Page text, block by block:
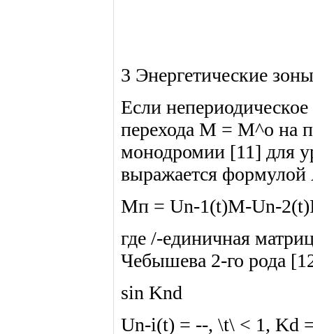
3 Энергетические
Если
перехода М = М^о на
монодромии [11] для
выражается формулой
Мп = Un-1(t)M-Un-
где /-единичная
Чебышева 2-го рода
sin Knd
Un-i(t) = --, \t\ < 1, Kd